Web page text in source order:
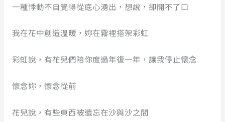
一種悸動不自覺得從底心湧出，想說，卻開不了口
我在花中創造溫暖，妳在霧裡搭架彩虹
彩虹說，有花兒們陪你度過年復一年，讓我停止懷念
懷念妳，懷念從前
花兒說，有些東西被遺忘在沙與沙之間